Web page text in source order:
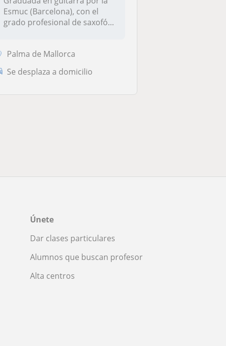
Esmuc (Barcelona), con el
grado profesional de saxofón
Palma de Mallorca
Se desplaza a domicilio
Únete
Dar clases particulares
Alumnos que buscan profesor
Alta centros